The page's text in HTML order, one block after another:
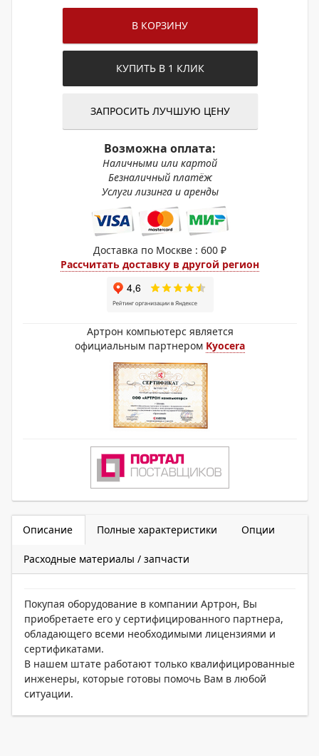
В КОРЗИНУ
КУПИТЬ В 1 КЛИК
ЗАПРОСИТЬ ЛУЧШУЮ ЦЕНУ
Возможна оплата:
Наличными или картой
Безналичный платёж
Услуги лизинга и аренды
Доставка по Москве : 600 ₽
Рассчитать доставку в другой регион
Артрон компьютерс является
официальным партнером Kyocera
Описание Полные характеристики Опции
Расходные материалы / запчасти
Покупая оборудование в компании Артрон, Вы
приобретаете его у сертифицированного партнера,
обладающего всеми необходимыми лицензиями и
сертификатами.
В нашем штате работают только квалифицированные
инженеры, которые готовы помочь Вам в любой
ситуации.